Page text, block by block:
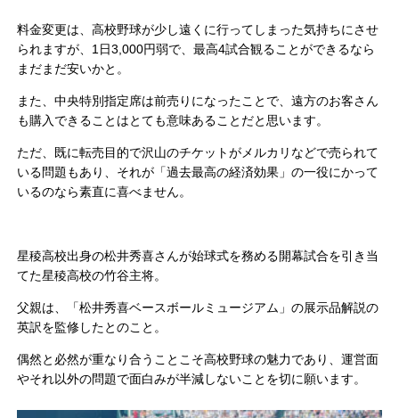
料金変更は、高校野球が少し遠くに行ってしまった気持ちにさせ
られますが、1日3,000円弱で、最高4試合観ることができるなら
まだまだ安いかと。
また、中央特別指定席は前売りになったことで、遠方のお客さん
も購入できることはとても意味あることだと思います。
ただ、既に転売目的で沢山のチケットがメルカリなどで売られて
いる問題もあり、それが「過去最高の経済効果」の一役にかって
いるのなら素直に喜べません。
星稜高校出身の松井秀喜さんが始球式を務める開幕試合を引き当
てた星稜高校の竹谷主将。
父親は、「松井秀喜ベースボールミュージアム」の展示品解説の
英訳を監修したとのこと。
偶然と必然が重なり合うことこそ高校野球の魅力であり、運営面
やそれ以外の問題で面白みが半減しないことを切に願います。